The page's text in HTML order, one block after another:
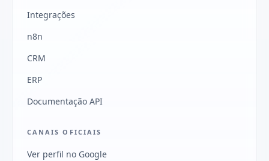
Integrações
n8n
CRM
ERP
Documentação API
CANAIS OFICIAIS
Ver perfil no Google